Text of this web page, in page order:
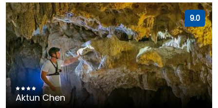
9.0
Aktun Chen